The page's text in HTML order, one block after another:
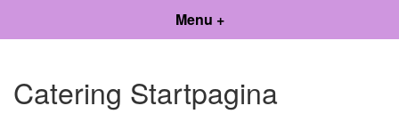
Menu +
Catering Startpagina